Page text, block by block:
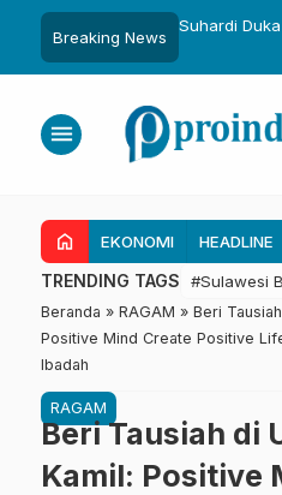
Breaking News
Gelar Sulo
Suhardi
Dasar
menu
home EKONOMI HEADLINE
TRENDING TAGS #Sulawesi
Beranda » RAGAM » Beri
Positive Mind Create Positive
Ibadah
RAGAM
Beri Tausiah di
Kamil: Positive